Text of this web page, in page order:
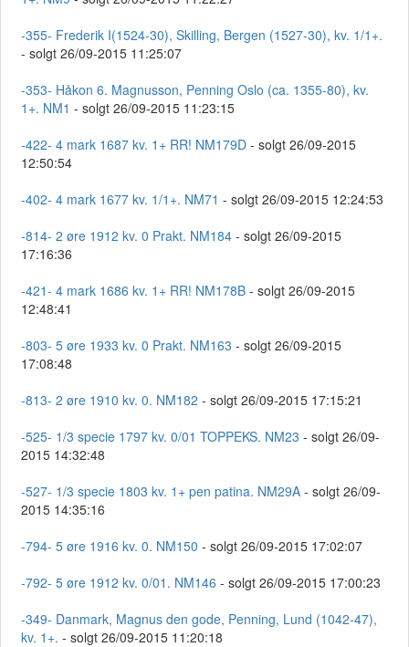
-355- Frederik I(1524-30), Skilling, Bergen (1527-30), kv. 1/1+.
- solgt 26/09-2015 11:25:07
-353- Håkon 6. Magnusson, Penning Oslo (ca. 1355-80), kv.
1+. NM1 - solgt 26/09-2015 11:23:15
-422- 4 mark 1687 kv. 1+ RR! NM179D - solgt 26/09-2015
12:50:54
-402- 4 mark 1677 kv. 1/1+. NM71 - solgt 26/09-2015 12:24:53
-814- 2 øre 1912 kv. 0 Prakt. NM184 - solgt 26/09-2015
17:16:36
-421- 4 mark 1686 kv. 1+ RR! NM178B - solgt 26/09-2015
12:48:41
-803- 5 øre 1933 kv. 0 Prakt. NM163 - solgt 26/09-2015
17:08:48
-813- 2 øre 1910 kv. 0. NM182 - solgt 26/09-2015 17:15:21
-525- 1/3 specie 1797 kv. 0/01 TOPPEKS. NM23 - solgt 26/09-
2015 14:32:48
-527- 1/3 specie 1803 kv. 1+ pen patina. NM29A - solgt 26/09-
2015 14:35:16
-794- 5 øre 1916 kv. 0. NM150 - solgt 26/09-2015 17:02:07
-792- 5 øre 1912 kv. 0/01. NM146 - solgt 26/09-2015 17:00:23
-349- Danmark, Magnus den gode, Penning, Lund (1042-47),
kv. 1+. - solgt 26/09-2015 11:20:18